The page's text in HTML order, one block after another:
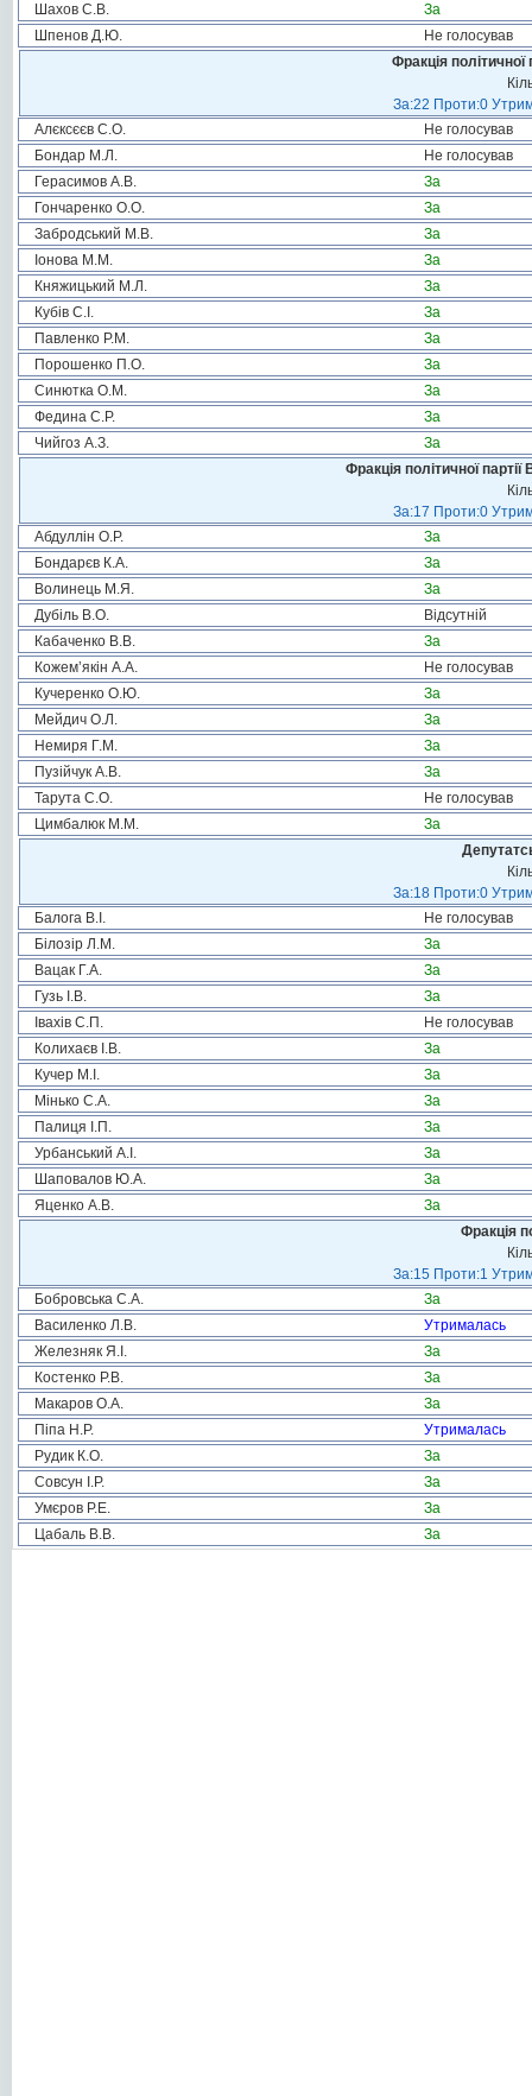
Шахов С.В.
За
Шпенов Д.Ю.
Не голосував
Фракція
За:22 Проти:0
Алєксєєв С.О.
Не голосував
Бондар М.Л.
Не голосував
Герасимов А.В.
За
Гончаренко О.О.
За
Забродський М.В.
За
Іонова М.М.
За
Княжицький М.Л.
За
Кубів С.І.
За
Павленко Р.М.
За
Порошенко П.О.
За
Синютка О.М.
За
Федина С.Р.
За
Чийгоз А.З.
За
Фракція політичної
За:17 Проти:0
Абдуллін О.Р.
За
Бондарєв К.А.
За
Волинець М.Я.
За
Дубіль В.О.
Відсутній
Кабаченко В.В.
За
Кожем’якін А.А.
Не голосував
Кучеренко О.Ю.
За
Мейдич О.Л.
За
Немиря Г.М.
За
Пузійчук А.В.
За
Тарута С.О.
Не голосував
Цимбалюк М.М.
За
За:18 Проти:0
Балога В.І.
Не голосував
Білозір Л.М.
За
Вацак Г.А.
За
Гузь І.В.
За
Івахів С.П.
Не голосував
Колихаєв І.В.
За
Кучер М.І.
За
Мінько С.А.
За
Палиця І.П.
За
Урбанський А.І.
За
Шаповалов Ю.А.
За
Яценко А.В.
За
Фракція
За:15 Проти:1
Бобровська С.А.
За
Василенко Л.В.
Утрималась
Железняк Я.І.
За
Костенко Р.В.
За
Макаров О.А.
За
Піпа Н.Р.
Утрималась
Рудик К.О.
За
Совсун І.Р.
За
Умєров Р.Е.
За
Цабаль В.В.
За